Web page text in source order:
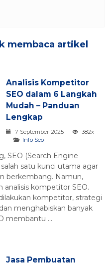
membaca artikel
Analisis Kompetitor
SEO dalam 6 Langkah
Mudah – Panduan
Lengkap
7 September 2025
382x
Info Seo
SEO (Search Engine
satu kunci utama agar
berkembang. Namun,
analisis kompetitor SEO.
kompetitor, strategi
menghabiskan banyak
membantu ...
Jasa Pembuatan